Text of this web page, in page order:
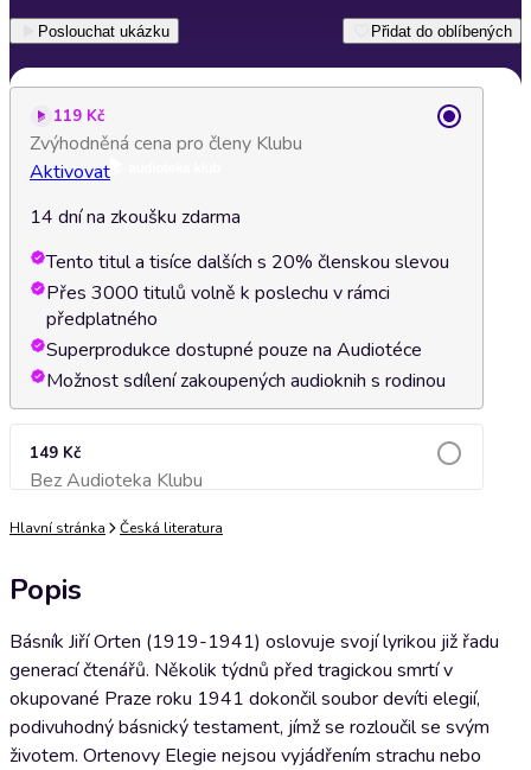
Poslouchat ukázku Přidat do oblíbených
119 Kč
Zvýhodněná cena pro členy Klubu
Aktivovat
14 dní na zkoušku zdarma
Tento titul a tisíce dalších s 20% členskou slevou
Přes 3000 titulů volně k poslechu v rámci
předplatného
Superprodukce dostupné pouze na Audiotéce
Možnost sdílení zakoupených audioknih s rodinou
149 Kč
Bez Audioteka KlubuPřidat do košíku
Hlavní stránka Česká literatura
Popis
Básník Jiří Orten (1919-1941) oslovuje svojí lyrikou již řadu
generací čtenářů. Několik týdnů před tragickou smrtí v
okupované Praze roku 1941 dokončil soubor devíti elegií,
podivuhodný básnický testament, jímž se rozloučil se svým
životem. Ortenovy Elegie nejsou vyjádřením strachu nebo